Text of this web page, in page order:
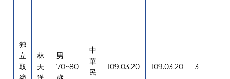
独
立
取
林
天
男
70~80
中
華
民
109.03.20 109.03.20 3 -